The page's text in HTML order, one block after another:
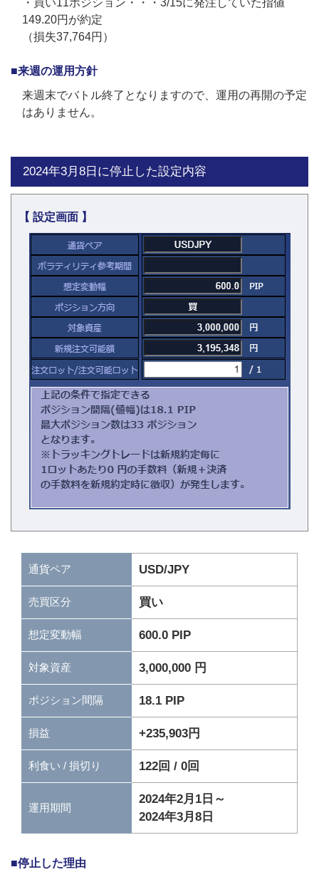
・買い11ポジション・・・3/15に発注していた指値
149.20円が約定
（損失37,764円）
■来週の運用方針
来週末でバトル終了となりますので、運用の再開の予定
はありません。
2024年3月8日に停止した設定内容
【 設定画面 】
通貨ペア USD/JPY
売買区分 買い
想定変動幅 600.0 PIP
対象資産 3,000,000 円
ポジション間隔 18.1 PIP
損益 +235,903円
利食い / 損切り 122回 / 0回
運用期間
2024年2月1日～
2024年3月8日
■停止した理由